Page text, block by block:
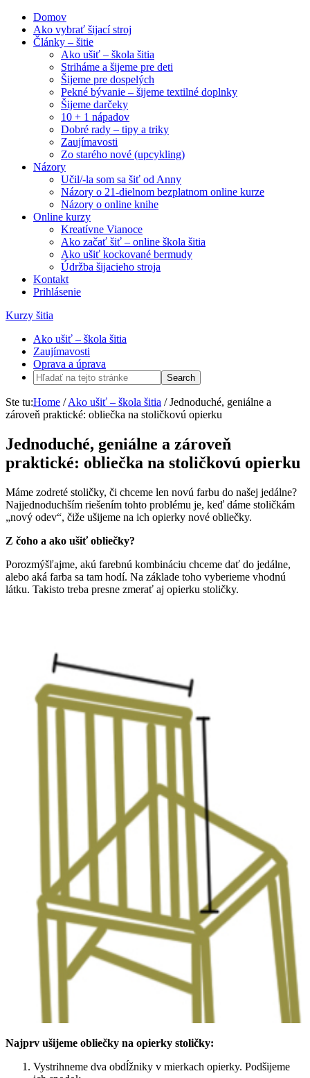
Domov
Ako vybrať šijací stroj
Články – šitie
Ako ušiť – škola šitia
Striháme a šijeme pre deti
Šijeme pre dospelých
Pekné bývanie – šijeme textilné doplnky
Šijeme darčeky
10 + 1 nápadov
Dobré rady – tipy a triky
Zaujímavosti
Zo starého nové (upcykling)
Názory
Učil/-la som sa šiť od Anny
Názory o 21-dielnom bezplatnom online kurze
Názory o online knihe
Online kurzy
Kreatívne Vianoce
Ako začať šiť – online škola šitia
Ako ušiť kockované bermudy
Údržba šijacieho stroja
Kontakt
Prihlásenie
Kurzy šitia
Ako ušiť – škola šitia
Zaujímavosti
Oprava a úprava
Ste tu:Home / Ako ušiť – škola šitia /Jednoduché, geniálne a
zároveň praktické: obliečka na stoličkovú opierku
Jednoduché, geniálne a zároveň
praktické: obliečka na stoličkovú opierku
Máme zodreté stoličky, či chceme len novú farbu do našej jedálne?
Najjednoduchším riešením tohto problému je, keď dáme stoličkám
„nový odev“, čiže ušijeme na ich opierky nové obliečky.
Z čoho a ako ušiť obliečky?
Porozmýšľajme, akú farebnú kombináciu chceme dať do jedálne,
alebo aká farba sa tam hodí. Na základe toho vyberieme vhodnú
látku. Takisto treba presne zmerať aj opierku stoličky.
Najprv ušijeme obliečky na opierky stoličky:
Vystrihneme dva obdĺžniky v mierkach opierky. Podšijeme